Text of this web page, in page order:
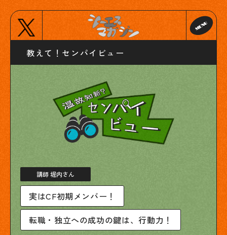
教えて！センパイビュー
講師 堀内さん
実はCF初期メンバー！
転職・独立への成功の鍵は、行動力！